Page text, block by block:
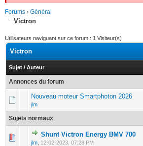
Forums › Général
Victron
Utilisateurs naviguant sur ce forum : 1 Visiteur(s)
Victron
Sujet / Auteur
Annonces du forum
Nouveau moteur Smartphoton 2026
jlm
Sujets normaux
Shunt Victron Energy BMV 700
jlm 12-02-2023, 07:28 PM
0 Votes - 0 sur 5 en moyenne
12345